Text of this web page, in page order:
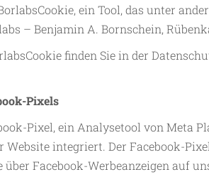
ein Tool, das unter
– Benjamin A. Bornschein,
finden Sie in der
Pixels
Pixel, ein Analysetool von Meta
integriert. Der Facebook-
Facebook-Werbeanzeigen auf